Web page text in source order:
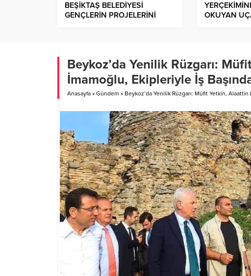
BEŞİKTAŞ BELEDİYESİ
GENÇLERİN PROJELERİNİ
OKUYAN
Beykoz’da Yenilik Rüzgarı:
İmamoğlu, Ekipleriyle İş
Anasayfa » Gündem » Beykoz’da Yenilik Rüzgarı: Müfit Yetkin,